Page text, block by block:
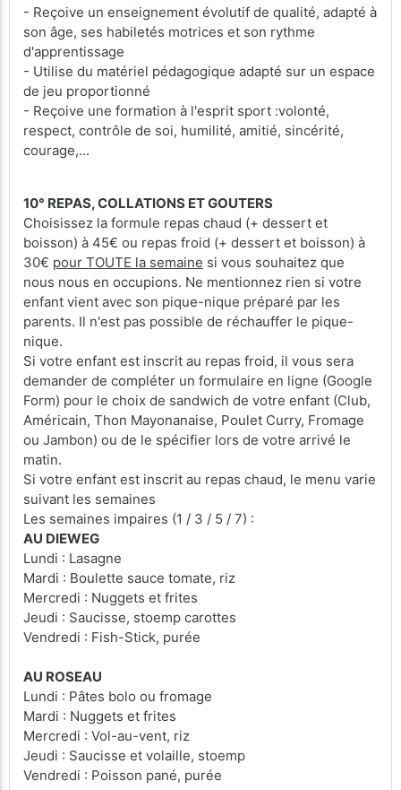
- Reçoive un enseignement évolutif de qualité, adapté à
son âge, ses habiletés motrices et son rythme
d'apprentissage
- Utilise du matériel pédagogique adapté sur un espace
de jeu proportionné
- Reçoive une formation à l'esprit sport :volonté,
respect, contrôle de soi, humilité, amitié, sincérité,
courage,...
10° REPAS, COLLATIONS ET GOUTERS
Choisissez la formule repas chaud (+ dessert et
boisson) à 45€ ou repas froid (+ dessert et boisson) à
30€ pour TOUTE la semaine si vous souhaitez que
nous nous en occupions. Ne mentionnez rien si votre
enfant vient avec son pique-nique préparé par les
parents. Il n'est pas possible de réchauffer le pique-
nique.
Si votre enfant est inscrit au repas froid, il vous sera
demander de compléter un formulaire en ligne (Google
Form) pour le choix de sandwich de votre enfant (Club,
Américain, Thon Mayonanaise, Poulet Curry, Fromage
ou Jambon) ou de le spécifier lors de votre arrivé le
matin.
Si votre enfant est inscrit au repas chaud, le menu varie
suivant les semaines
Les semaines impaires (1 / 3 / 5 / 7) :
AU DIEWEG
Lundi : Lasagne
Mardi : Boulette sauce tomate, riz
Mercredi : Nuggets et frites
Jeudi : Saucisse, stoemp carottes
Vendredi : Fish-Stick, purée
AU ROSEAU
Lundi : Pâtes bolo ou fromage
Mardi : Nuggets et frites
Mercredi : Vol-au-vent, riz
Jeudi : Saucisse et volaille, stoemp
Vendredi : Poisson pané, purée